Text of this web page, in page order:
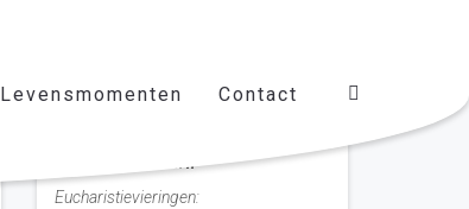
Levensmomenten Contact
Vieringen door de week
H. Nicolaas Baarn
Eucharistievieringen: